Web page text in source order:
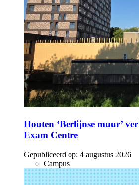
Houten ‘Berlijnse muur’
Exam Centre
Gepubliceerd op: 4 augustus 2026
Campus